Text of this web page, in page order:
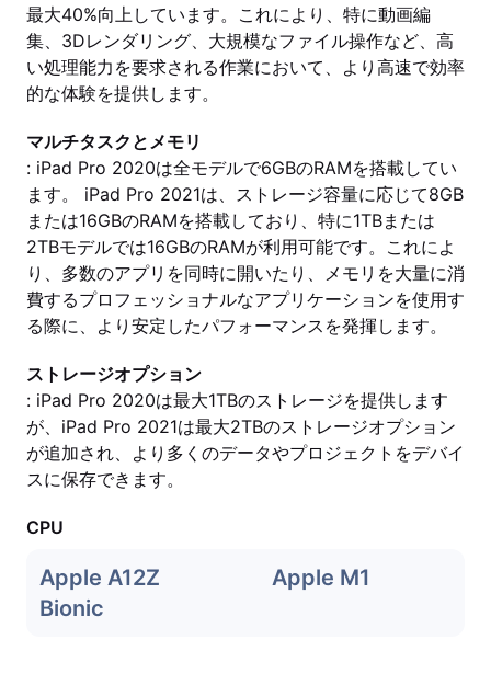
最大40%向上しています。これにより、特に動画編
集、3Dレンダリング、大規模なファイル操作など、高
い処理能力を要求される作業において、より高速で効率
的な体験を提供します。
マルチタスクとメモリ
: iPad Pro 2020は全モデルで6GBのRAMを搭載してい
ます。 iPad Pro 2021は、ストレージ容量に応じて8GB
または16GBのRAMを搭載しており、特に1TBまたは
2TBモデルでは16GBのRAMが利用可能です。これによ
り、多数のアプリを同時に開いたり、メモリを大量に消
費するプロフェッショナルなアプリケーションを使用す
る際に、より安定したパフォーマンスを発揮します。
ストレージオプション
: iPad Pro 2020は最大1TBのストレージを提供します
が、iPad Pro 2021は最大2TBのストレージオプション
が追加され、より多くのデータやプロジェクトをデバイ
スに保存できます。
CPU
Apple A12Z
Bionic
Apple M1